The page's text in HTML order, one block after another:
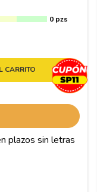
0 pzs
CARRITO